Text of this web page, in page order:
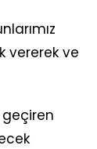
vererek ve